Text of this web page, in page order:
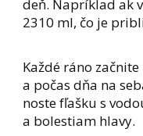
deň. Napríklad ak
2310 ml, čo je
Každé ráno
a počas dňa na
noste fľašku s
a bolestiam hlavy.